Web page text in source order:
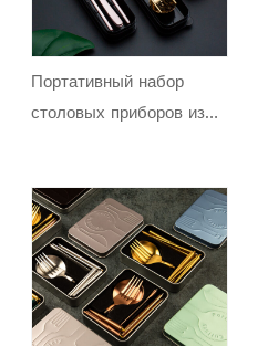
Портативный набор
столовых приборов из